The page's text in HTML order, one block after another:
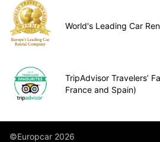
World's Leading Car
TripAdvisor Travelers’
France and Spain)
©Europcar 2026